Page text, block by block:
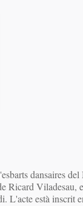
dansaires
Ricard Viladesau,
L'acte està inscrit